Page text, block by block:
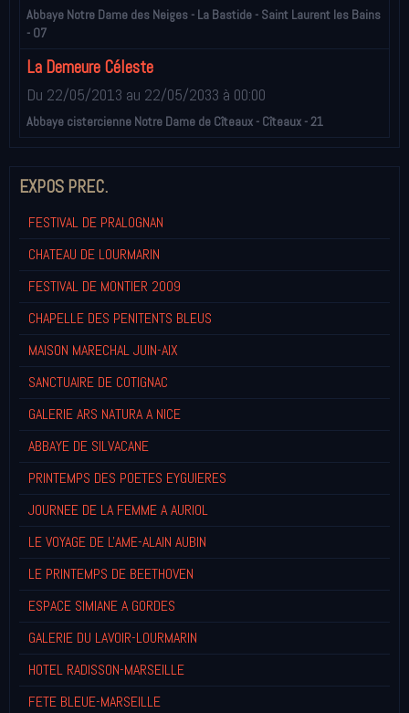
Abbaye Notre Dame des Neiges - La Bastide - Saint Laurent les Bains
- 07
La Demeure Céleste
Du 22/05/2013 au 22/05/2033 à 00:00
Abbaye cistercienne Notre Dame de Cîteaux - Cîteaux - 21
EXPOS PREC.
FESTIVAL DE PRALOGNAN
CHATEAU DE LOURMARIN
FESTIVAL DE MONTIER 2009
CHAPELLE DES PENITENTS BLEUS
MAISON MARECHAL JUIN-AIX
SANCTUAIRE DE COTIGNAC
GALERIE ARS NATURA A NICE
ABBAYE DE SILVACANE
PRINTEMPS DES POETES EYGUIERES
JOURNEE DE LA FEMME A AURIOL
LE VOYAGE DE L'AME-ALAIN AUBIN
LE PRINTEMPS DE BEETHOVEN
ESPACE SIMIANE A GORDES
GALERIE DU LAVOIR-LOURMARIN
HOTEL RADISSON-MARSEILLE
FETE BLEUE-MARSEILLE